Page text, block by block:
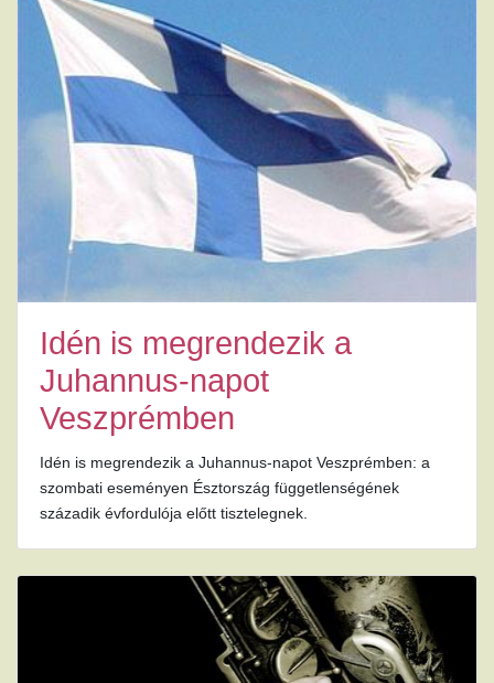
Idén is megrendezik a
Juhannus-napot
Veszprémben
Idén is megrendezik a Juhannus-napot Veszprémben: a
szombati eseményen Észtország függetlenségének
századik évfordulója előtt tisztelegnek.